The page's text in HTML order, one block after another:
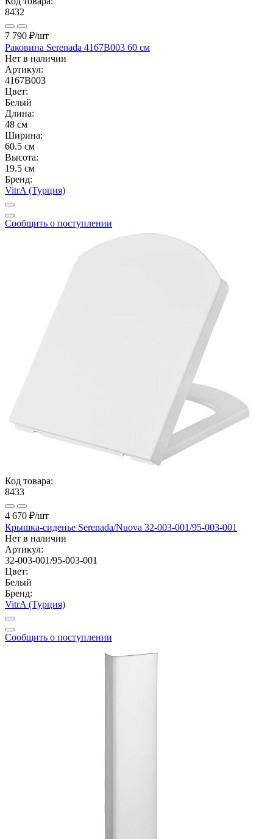
8432
7 790 ₽/шт
Раковина Serenada 4167B003 60 см
Нет в наличии
Артикул:
4167B003
Цвет:
Белый
Длина:
48 см
Ширина:
60.5 см
Высота:
19.5 см
Бренд:
VitrA (Турция)
Сообщить о поступлении
Код товара:
8433
4 670 ₽/шт
Крышка-сиденье Serenada/Nuova 32-003-001/95-003-001
Нет в наличии
Артикул:
32-003-001/95-003-001
Цвет:
Белый
Бренд:
VitrA (Турция)
Сообщить о поступлении